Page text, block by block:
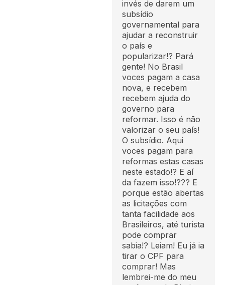
invés de darem um
subsídio
governamental para
ajudar a reconstruir
o país e
popularizar!? Pará
gente! No Brasil
voces pagam a casa
nova, e recebem
recebem ajuda do
governo para
reformar. Isso é não
valorizar o seu país!
O subsídio. Aqui
voces pagam para
reformas estas casas
neste estado!? E aí
da fazem isso!??? E
porque estão abertas
as licitações com
tanta facilidade aos
Brasileiros, até turista
pode comprar
sabia!? Leiam! Eu já ia
tirar o CPF para
comprar! Mas
lembrei-me do meu